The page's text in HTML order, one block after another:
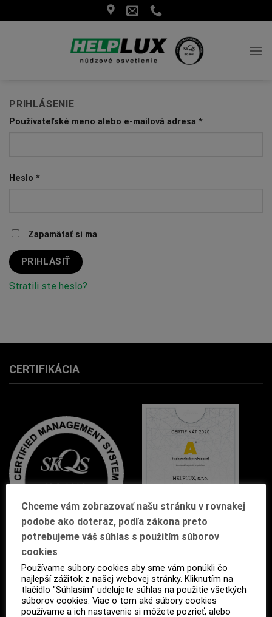
to
PRIHLÁSENIE
Používateľské meno alebo e-mailová adresa *
Heslo *
Zapamätať si ma
PRIHLÁSIŤ
Stratili ste heslo?
CERTIFIKÁCIA
Chceme vám zobrazovať našu stránku v rovnakej
podobe ako doteraz, podľa zákona preto
potrebujeme váš súhlas s použitím súborov
cookies
Používame súbory cookies aby sme vám ponúkli čo
najlepší zážitok z našej webovej stránky. Kliknutím na
tlačidlo "Súhlasím" udelujete súhlas na použitie všetkých
súborov cookies. Viac o tom aké súbory cookies
používame a ich nastavenie si môžete pozrieť, alebo